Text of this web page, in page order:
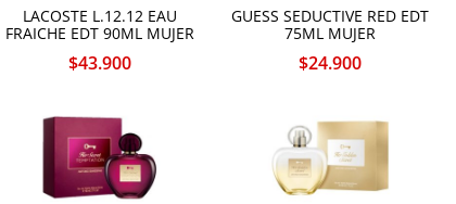
LACOSTE L.12.12 EAU
FRAICHE EDT 90ML MUJER
$43.900
GUESS SEDUCTIVE RED EDT
75ML MUJER
$24.900